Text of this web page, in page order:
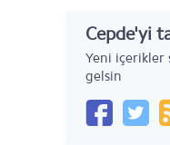
Cepde'yi
Yeni içerikler
gelsin